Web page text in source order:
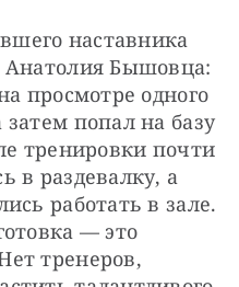
наставника
Анатолия Бышовца:
просмотре одного
попал на базу
тренировки почти
в раздевалку, а
работать в зале.
— это
тренеров,